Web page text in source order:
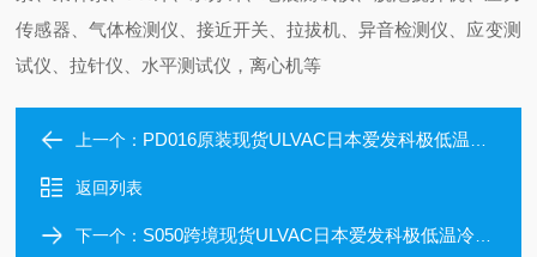
传感器、气体检测仪、接近开关、拉拔机、异音检测仪、应变测
试仪、拉针仪、水平测试仪，离心机等
上一个： PD016原装现货ULVAC日本爱发科极低温冷冻机
返回列表
下一个： S050跨境现货ULVAC日本爱发科极低温冷冻机